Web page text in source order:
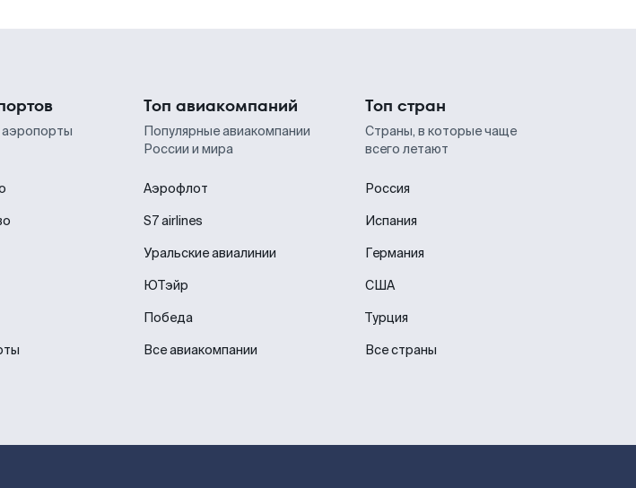
Топ авиакомпаний
Популярные авиакомпании
России и мира
Аэрофлот
S7 airlines
Уральские авиалинии
ЮТэйр
Победа
Все авиакомпании
Топ стран
Страны, в которые чаще
всего летают
Россия
Испания
Германия
США
Турция
Все страны